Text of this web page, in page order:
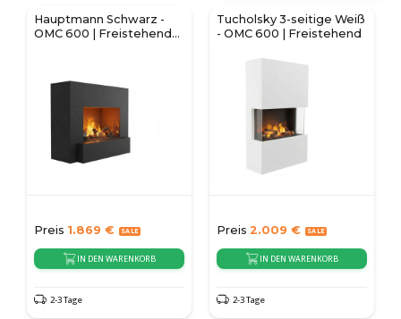
Hauptmann Schwarz -
OMC 600 | Freistehender
Preis 1.869 €
IN DEN WARENKORB
2-3 Tage
Tucholsky 3-seitige Weiß
- OMC 600 | Freistehend
Preis 2.009 €
IN DEN WARENKORB
2-3 Tage